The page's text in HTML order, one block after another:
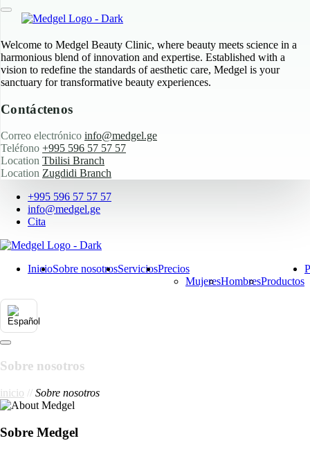
Welcome to Medgel Beauty Clinic, where beauty meets science in a
harmonious blend of innovation and expertise. Established with a
vision to redefine the standards of aesthetic care, Medgel is your
sanctuary for transformative beauty experiences.
Contáctenos
Correo electrónico info@medgel.ge
Teléfono +995 596 57 57 57
Location Tbilisi Branch
Location Zugdidi Branch
+995 596 57 57 57
info@medgel.ge
Cita
InicioSobre nosotrosServiciosPrecios
MujeresHombresProductos
Sobre nosotros
inicio // Sobre nosotros
Sobre Medgel